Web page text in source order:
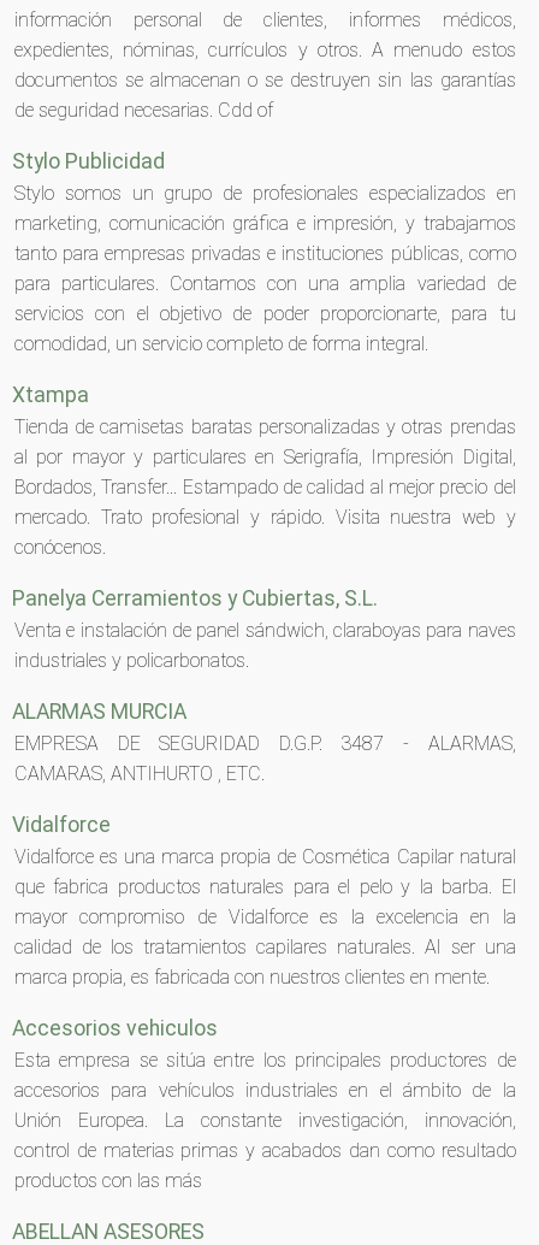
información personal de clientes, informes médicos,
expedientes, nóminas, currículos y otros. A menudo estos
documentos se almacenan o se destruyen sin las garantías
de seguridad necesarias. Cdd of
Stylo Publicidad
Stylo somos un grupo de profesionales especializados en
marketing, comunicación gráfica e impresión, y trabajamos
tanto para empresas privadas e instituciones públicas, como
para particulares. Contamos con una amplia variedad de
servicios con el objetivo de poder proporcionarte, para tu
comodidad, un servicio completo de forma integral.
Xtampa
Tienda de camisetas baratas personalizadas y otras prendas
al por mayor y particulares en Serigrafía, Impresión Digital,
Bordados, Transfer... Estampado de calidad al mejor precio del
mercado. Trato profesional y rápido. Visita nuestra web y
conócenos.
Panelya Cerramientos y Cubiertas, S.L.
Venta e instalación de panel sándwich, claraboyas para naves
industriales y policarbonatos.
ALARMAS MURCIA
EMPRESA DE SEGURIDAD D.G.P. 3487 - ALARMAS,
CAMARAS, ANTIHURTO , ETC.
Vidalforce
Vidalforce es una marca propia de Cosmética Capilar natural
que fabrica productos naturales para el pelo y la barba. El
mayor compromiso de Vidalforce es la excelencia en la
calidad de los tratamientos capilares naturales. Al ser una
marca propia, es fabricada con nuestros clientes en mente.
Accesorios vehiculos
Esta empresa se sitúa entre los principales productores de
accesorios para vehículos industriales en el ámbito de la
Unión Europea. La constante investigación, innovación,
control de materias primas y acabados dan como resultado
productos con las más
ABELLAN ASESORES